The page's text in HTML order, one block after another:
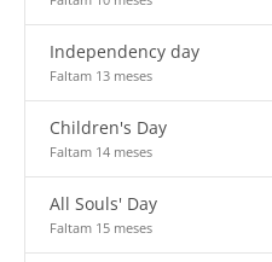
Independency day
Faltam 13 meses
Children's Day
Faltam 14 meses
All Souls' Day
Faltam 15 meses